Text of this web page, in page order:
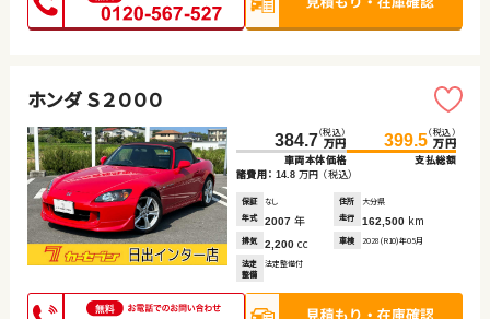
ホンダ Ｓ２０００
384.7（税込）
万円
車両本体価格
399.5（税込）
万円
支払総額
諸費用： 14.8 万円 （税込）
保証 なし 住所
大分県
年式
2007 年 走行 162,500 km
排気 2,200 cc 車検 2028(R10)年05月
法定
整備
法定整備付